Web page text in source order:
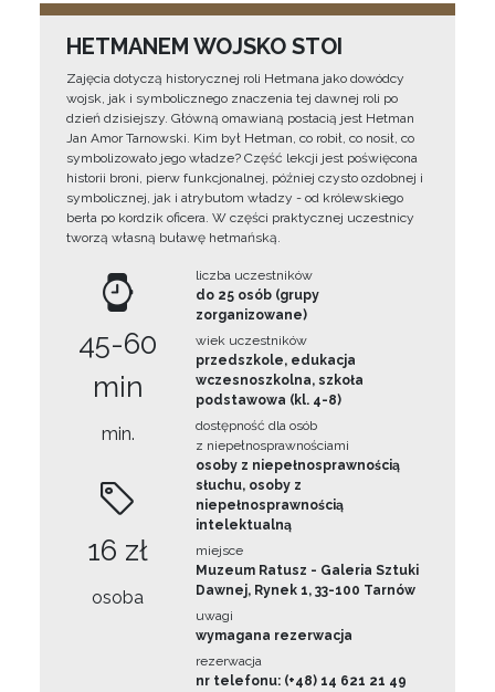
HETMANEM WOJSKO STOI
Zajęcia dotyczą historycznej roli Hetmana jako dowódcy
wojsk, jak i symbolicznego znaczenia tej dawnej roli po
dzień dzisiejszy. Główną omawianą postacią jest Hetman
Jan Amor Tarnowski. Kim był Hetman, co robił, co nosił, co
symbolizowało jego władze? Część lekcji jest poświęcona
historii broni, pierw funkcjonalnej, później czysto ozdobnej i
symbolicznej, jak i atrybutom władzy - od królewskiego
berła po kordzik oficera. W części praktycznej uczestnicy
tworzą własną buławę hetmańską.
45-60
min
min.
16 zł
osoba
liczba uczestników
do 25 osób (grupy
zorganizowane)
wiek uczestników
przedszkole, edukacja
wczesnoszkolna, szkoła
podstawowa (kl. 4-8)
dostępność dla osób
z niepełnosprawnościami
osoby z niepełnosprawnością
słuchu, osoby z
niepełnosprawnością
intelektualną
miejsce
Muzeum Ratusz - Galeria Sztuki
Dawnej, Rynek 1, 33-100 Tarnów
uwagi
wymagana rezerwacja
rezerwacja
nr telefonu: (+48) 14 621 21 49